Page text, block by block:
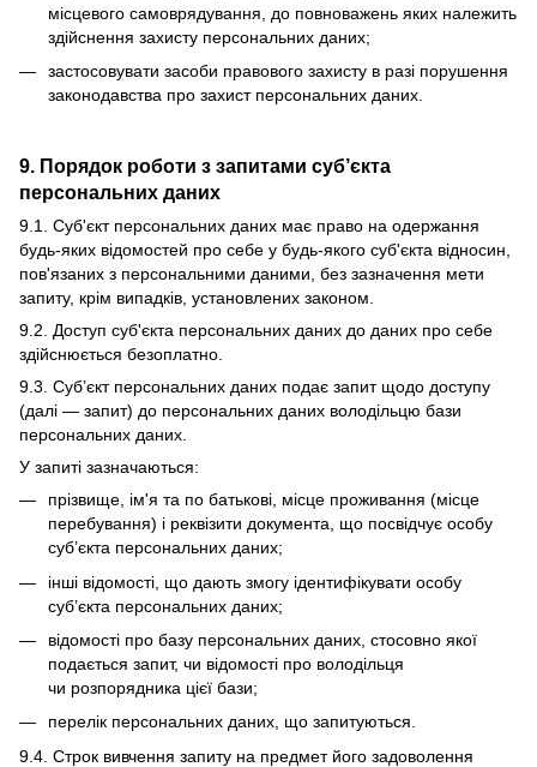
місцевого самоврядування, до повноважень яких належить
здійснення захисту персональних даних;
застосовувати засоби правового захисту в разі порушення
законодавства про захист персональних даних.
9. Порядок роботи з запитами суб’єкта
персональних даних
9.1. Суб'єкт персональних даних має право на одержання
будь-яких відомостей про себе у будь-якого суб'єкта відносин,
пов'язаних з персональними даними, без зазначення мети
запиту, крім випадків, установлених законом.
9.2. Доступ суб'єкта персональних даних до даних про себе
здійснюється безоплатно.
9.3. Суб’єкт персональних даних подає запит щодо доступу
(далі — запит) до персональних даних володільцю бази
персональних даних.
У запиті зазначаються:
прізвище, ім'я та по батькові, місце проживання (місце
перебування) і реквізити документа, що посвідчує особу
суб’єкта персональних даних;
інші відомості, що дають змогу ідентифікувати особу
суб’єкта персональних даних;
відомості про базу персональних даних, стосовно якої
подається запит, чи відомості про володільця
чи розпорядника цієї бази;
перелік персональних даних, що запитуються.
9.4. Строк вивчення запиту на предмет його задоволення